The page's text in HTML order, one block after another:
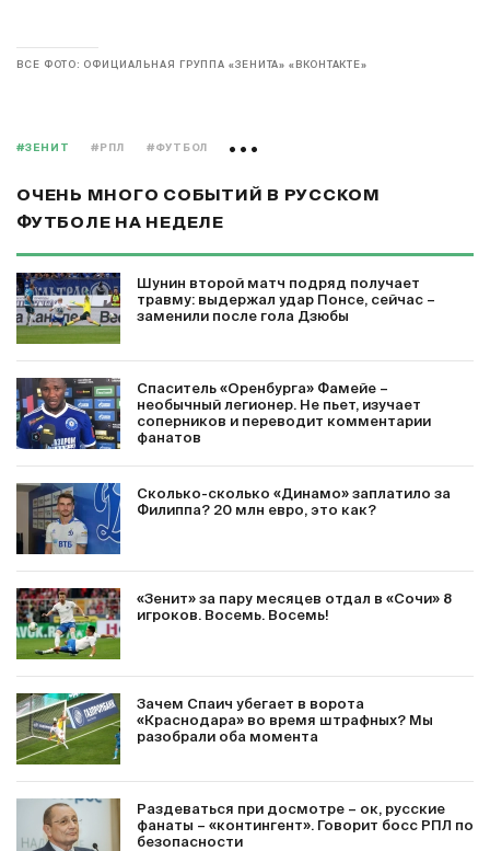
ВСЕ ФОТО: ОФИЦИАЛЬНАЯ ГРУППА «ЗЕНИТА» «ВКОНТАКТЕ»
#ЗЕНИТ #РПЛ #ФУТБОЛ
ОЧЕНЬ МНОГО СОБЫТИЙ В РУССКОМ
ФУТБОЛЕ НА НЕДЕЛЕ
Шунин второй матч подряд получает
травму: выдержал удар Понсе, сейчас –
заменили после гола Дзюбы
Спаситель «Оренбурга» Фамейе –
необычный легионер. Не пьет, изучает
соперников и переводит комментарии
фанатов
Сколько-сколько «Динамо» заплатило за
Филиппа? 20 млн евро, это как?
«Зенит» за пару месяцев отдал в «Сочи» 8
игроков. Восемь. Восемь!
Зачем Спаич убегает в ворота
«Краснодара» во время штрафных? Мы
разобрали оба момента
Раздеваться при досмотре – ок, русские
фанаты – «контингент». Говорит босс РПЛ по
безопасности